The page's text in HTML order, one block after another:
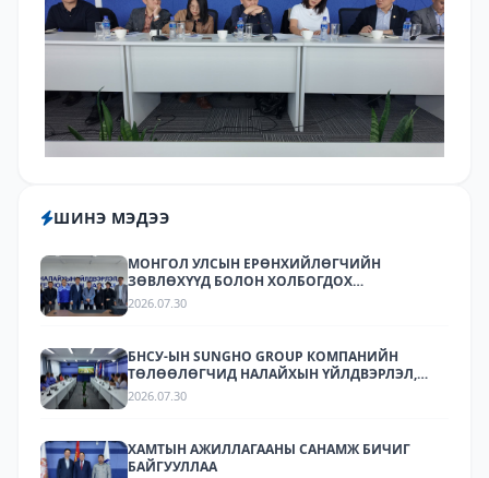
ШИНЭ МЭДЭЭ
МОНГОЛ УЛСЫН ЕРӨНХИЙЛӨГЧИЙН
ЗӨВЛӨХҮҮД БОЛОН ХОЛБОГДОХ
БАЙГУУЛЛАГУУДЫН ТӨЛӨӨЛӨЛ НАЛАЙХЫН
2026.07.30
БНСУ-ЫН SUNGHO GROUP КОМПАНИЙН
ТӨЛӨӨЛӨГЧИД НАЛАЙХЫН ҮЙЛДВЭРЛЭЛ,
ТЕХНОЛОГИЙН ПАРКТ АЖИЛЛАЛАА.
2026.07.30
ХАМТЫН АЖИЛЛАГААНЫ САНАМЖ БИЧИГ
БАЙГУУЛЛАА